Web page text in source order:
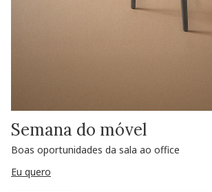
Semana do móvel
Boas oportunidades da sala ao office
Eu quero